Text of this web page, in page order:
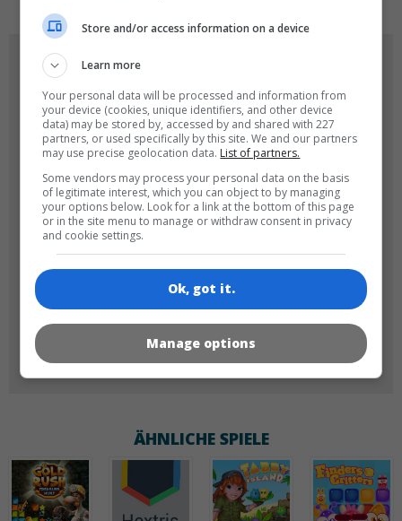
180x180 120x120
60x60
ÄHNLICHE SPIELE
Store and/or access information on a device
Learn more
Your personal data will be processed and information from
your device (cookies, unique identifiers, and other device
data) may be stored by, accessed by and shared with 227
partners, or used specifically by this site. We and our partners
may use precise geolocation data. List of partners.
Some vendors may process your personal data on the basis
of legitimate interest, which you can object to by managing
your options below. Look for a link at the bottom of this page
or in the site menu to manage or withdraw consent in privacy
and cookie settings.
Ok, got it.
Manage options